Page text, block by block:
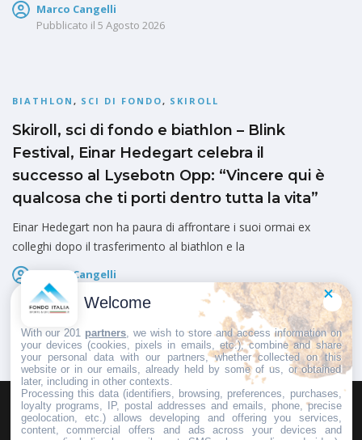
Marco Cangelli
Pubblicato il 5 Agosto 2026
BIATHLON , SCI DI FONDO, SKIROLL
Skiroll, sci di fondo e biathlon – Blink
Festival, Einar Hedegart celebra il
successo al Lysebotn Opp: “Vincere qui è
qualcosa che ti porti dentro tutta la vita”
Einar Hedegart non ha paura di affrontare i suoi ormai ex
colleghi dopo il trasferimento al biathlon e la
Marco Cangelli
Pubblicato il
HOMEPAGEREDAZIONEINVIA UN COMUNICATO STAMPA
Welcome
With our 201 partners , we wish to store and access information on
your devices (cookies, pixels in emails, etc.), combine and share
your personal data with our partners, whether collected on this
website or in our emails, already held by some of us, or obtained
later, including in other contexts.
Processing this data (identifiers, browsing, preferences, purchases,
loyalty programs, IP, postal addresses and emails, phone, precise
geolocation, etc.) allows developing and offering you services,
content, commercial offers and ads across your devices and